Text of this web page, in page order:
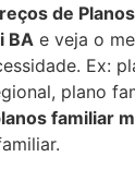
de
BA e veja o
Ex:
plano
familiar